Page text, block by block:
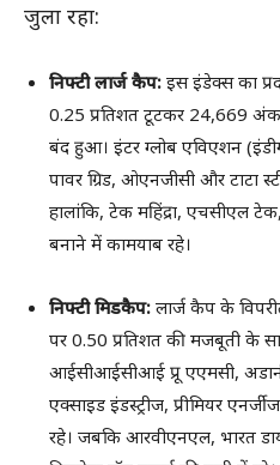
जुला रहा:
निफ्टी लार्ज कैप: इस इंडेक्स का
0.25 प्रतिशत टूटकर 24,669
बंद हुआ। इंटर ग्लोब एविएशन
पावर ग्रिड, ओएनजीसी और टाटा
हालांकि, टेक महिंद्रा, एचसीएल
बनाने में कामयाब रहे।
निफ्टी मिडकैप: लार्ज कैप के
पर 0.50 प्रतिशत की मजबूती के
आईसीआईसीआई प्रू एएमसी,
एक्साइड इंडस्ट्रीज, प्रीमियर
रहे। जबकि आरवीएनएल, भारत